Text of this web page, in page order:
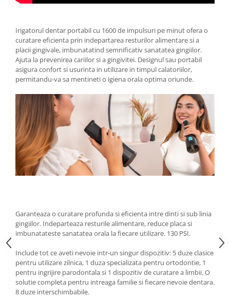
Irigatorul dentar portabil cu 1600 de impulsuri pe minut ofera o
curatare eficienta prin indepartarea resturilor alimentare si a
placii gingivale, imbunatatind semnificativ sanatatea gingiilor.
Ajuta la prevenirea cariilor si a gingivitei. Designul sau portabil
asigura confort si usurinta in utilizare in timpul calatoriilor,
permitandu-va sa mentineti o igiena orala optima oriunde.
Garanteaza o curatare profunda si eficienta intre dinti si sub linia
gingiilor. Indeparteaza resturile alimentare, reduce placa si
imbunatateste sanatatea orala la fiecare utilizare. 130 PSI.
Include tot ce aveti nevoie intr-un singur dispozitiv: 5 duze clasice
pentru utilizare zilnica, 1 duza specializata pentru ortodontie, 1
pentru ingrijire parodontala si 1 dispozitiv de curatare a limbii. O
solutie completa pentru intreaga familie si fiecare nevoie dentara.
8 duze interschimbabile.